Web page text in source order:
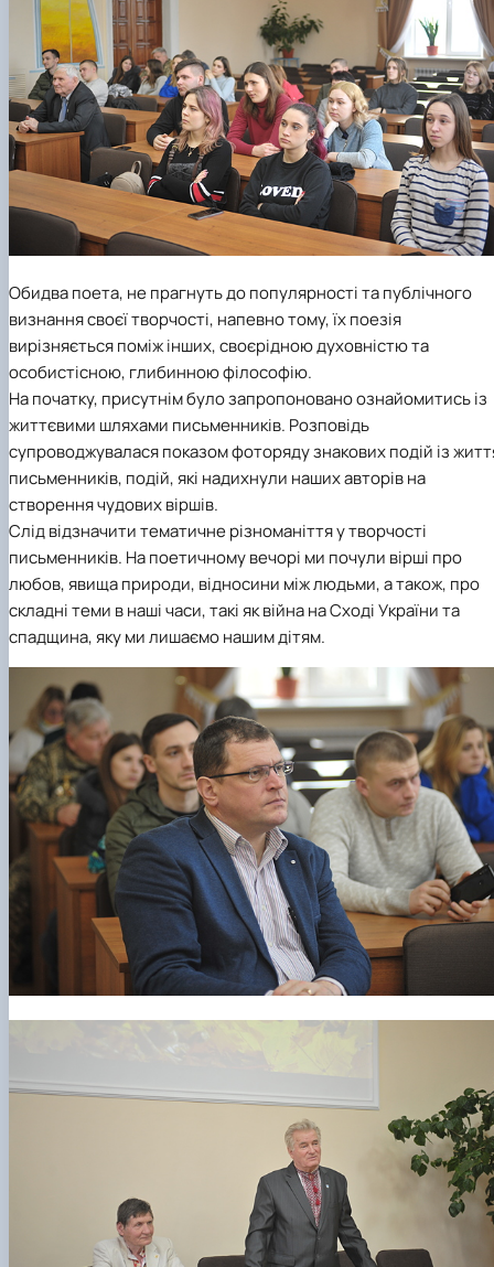
Обидва поета, не прагнуть до популярності та публічного
визнання своєї творчості, напевно тому, їх поезія
вирізняється поміж інших, своєрідною духовністю та
особистісною, глибинною філософію.
На початку, присутнім було запропоновано ознайомитись із
життєвими шляхами письменників. Розповідь
супроводжувалася показом фоторяду знакових подій із
письменників, подій, які надихнули наших авторів на
створення чудових віршів.
Слід відзначити тематичне різноманіття у творчості
письменників. На поетичному вечорі ми почули вірші про
любов, явища природи, відносини між людьми, а також, про
складні теми в наші часи, такі як війна на Сході України та
спадщина, яку ми лишаємо нашим дітям.